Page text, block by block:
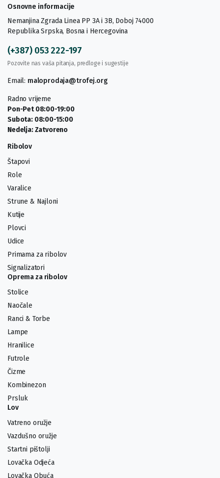
Osnovne informacije
Nemanjina Zgrada Linea PP 3A i 3B, Doboj 74000
Republika Srpska, Bosna i Hercegovina
(+387) 053 222-197
Pozovite nas vaša pitanja, predloge i sugestije
Email: maloprodaja@trofej.org
Radno vrijeme
Pon-Pet 08:00-19:00
Subota: 08:00-15:00
Nedelja: Zatvoreno
Ribolov
Štapovi
Role
Varalice
Strune & Najloni
Kutije
Plovci
Udice
Primama za ribolov
Signalizatori
Oprema za ribolov
Stolice
Naočale
Ranci & Torbe
Lampe
Hranilice
Futrole
Čizme
Kombinezon
Prsluk
Lov
Vatreno oružje
Vazdušno oružje
Startni pištolji
Lovačka Odjeća
Lovačka Obuća